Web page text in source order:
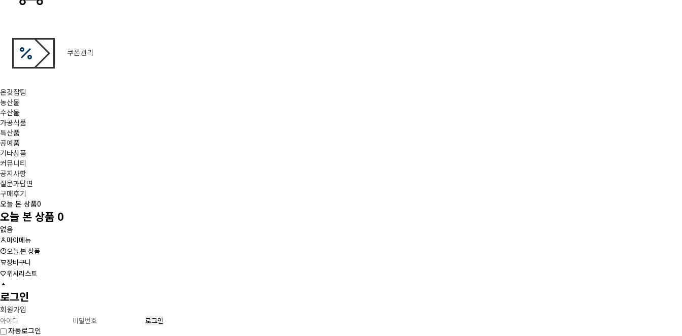
쿠폰관리
온갖잡팀
농산물
수산물
가공식품
특산품
공예품
기타상품
커뮤니티
공지사항
질문과답변
구매후기
오늘 본 상품0
오늘 본 상품 0
없음
마이메뉴
오늘 본 상품
장바구니
위시리스트
로그인
회원가입
자동로그인